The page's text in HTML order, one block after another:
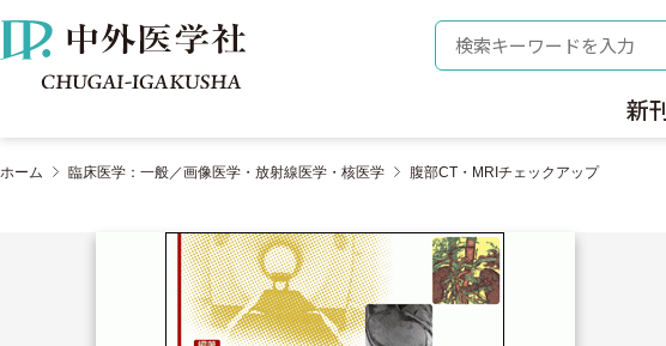
株式会社 中外医学社 検索キーワード
新刊
ホーム 臨床医学：一般／画像医学・放射線医学・核医学 腹部CT・MRIチェックアップ